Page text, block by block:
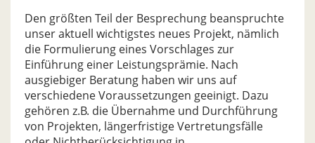
Den größten Teil der Besprechung beanspruchte
unser aktuell wichtigstes neues Projekt, nämlich
die Formulierung eines Vorschlages zur
Einführung einer Leistungsprämie. Nach
ausgiebiger Beratung haben wir uns auf
verschiedene Voraussetzungen geeinigt. Dazu
gehören z.B. die Übernahme und Durchführung
von Projekten, längerfristige Vertretungsfälle